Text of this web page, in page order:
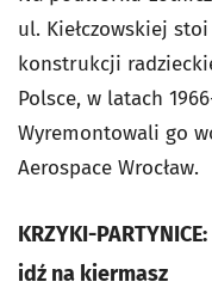
ul. Kiełczowskiej
konstrukcji
Polsce, w latach
Wyremontowali go
Aerospace Wrocław.
KRZYKI-
idź na kiermasz